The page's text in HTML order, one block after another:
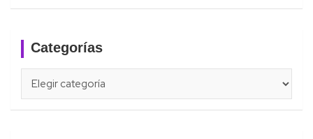
Categorías